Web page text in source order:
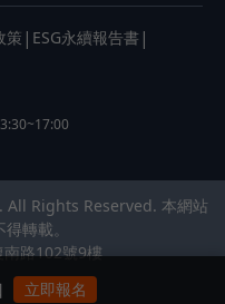
策 | ESG永續報告書 |
Rights Reserved. 本網站
轉載。
路102號9樓
立即報名